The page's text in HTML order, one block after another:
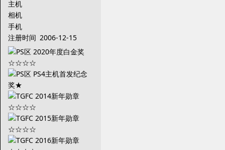
主机
相机
手机
注册时间 2006-12-15